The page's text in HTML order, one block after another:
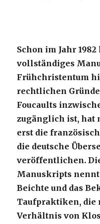
Schon im Jahr
vollständiges
Frühchristentum
rechtlichen
Foucaults
zugänglich ist, hat
erst die
die deutsche
veröffentlichen.
Manuskripts nennt
Beichte und das
Taufpraktiken, die
Verhältnis von